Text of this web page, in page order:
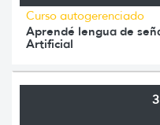
Curso autogerenciado
Aprendé lengua de
Artificial